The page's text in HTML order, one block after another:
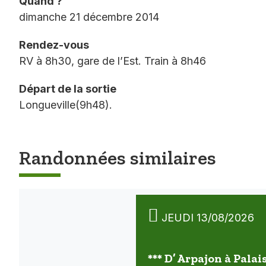
dimanche 21 décembre 2014
Rendez-vous
RV à 8h30, gare de l’Est. Train à 8h46
Départ de la sortie
Longueville(9h48).
Randonnées similaires
JEUDI 13/08/2026
*** D’ Arpajon à